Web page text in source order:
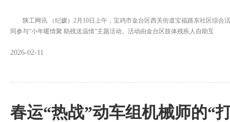
陕工网讯 （纪嫒）2月10日上午，宝鸡市金台区西关街道宝福路东社区综合
同参与“小年暖情聚 助残送温情”主题活动。活动由金台区肢体残疾人自助互
2026-02-11
春运“热战”动车组机械师的“